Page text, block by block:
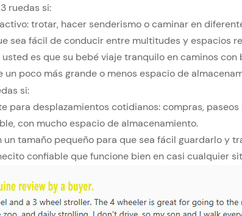
ruedas si:
trotar, hacer senderismo o caminar en
sea fácil de conducir entre multitudes y espacios
es que su bebé viaje tranquilo en caminos con
un poco más grande o menos espacio de
si:
para desplazamientos cotidianos: compras,
con mucho espacio de almacenamiento.
un tamaño pequeño para que sea fácil guardarlo y
confiable que funcione bien en casi cualquier